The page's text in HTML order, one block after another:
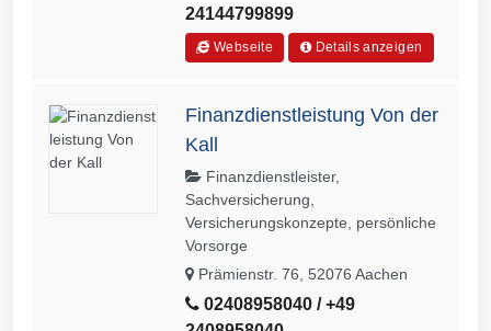
24144799899
Webseite Details anzeigen
Finanzdienstleistung Von der
Kall
Finanzdienstleister,
Sachversicherung,
Versicherungskonzepte, persönliche
Vorsorge
Prämienstr. 76, 52076 Aachen
02408958040 / +49